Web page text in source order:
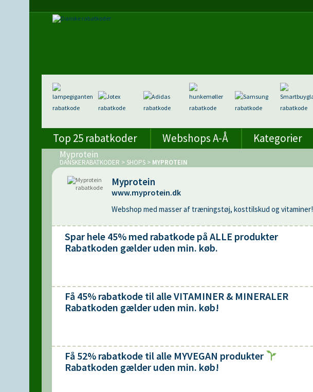
Top 25 rabatkoder Webshops A-Å Kategorier
Myprotein
DANSKERABATKODER > SHOPS > MYPROTEIN
Myprotein
www.myprotein.dk
Webshop med masser af træningstøj, kosttilskud og vitaminer!
Spar hele 45% med rabatkode på ALLE produkter
Rabatkoden gælder uden min. køb.
Få 45% rabatkode til alle VITAMINER & MINERALER
Rabatkoden gælder uden min. køb!
Få 52% rabatkode til alle MYVEGAN produkter
Rabatkoden gælder uden min. køb!